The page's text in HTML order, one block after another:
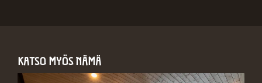
KATSO MYÖS NÄMÄ